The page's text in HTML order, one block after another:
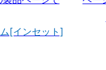
[インセット]